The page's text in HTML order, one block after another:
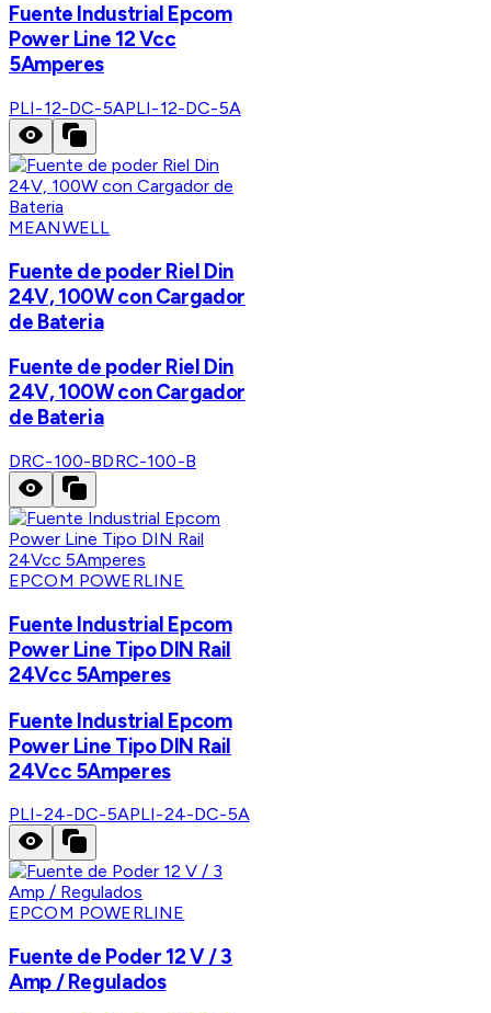
Fuente Industrial Epcom
Power Line 12 Vcc
5Amperes
PLI-12-DC-5APLI-12-DC-5A
MEANWELL
Fuente de poder Riel Din
24V, 100W con Cargador
de Bateria
Fuente de poder Riel Din
24V, 100W con Cargador
de Bateria
DRC-100-BDRC-100-B
EPCOM POWERLINE
Fuente Industrial Epcom
Power Line Tipo DIN Rail
24Vcc 5Amperes
Fuente Industrial Epcom
Power Line Tipo DIN Rail
24Vcc 5Amperes
PLI-24-DC-5APLI-24-DC-5A
EPCOM POWERLINE
Fuente de Poder 12 V / 3
Amp / Regulados